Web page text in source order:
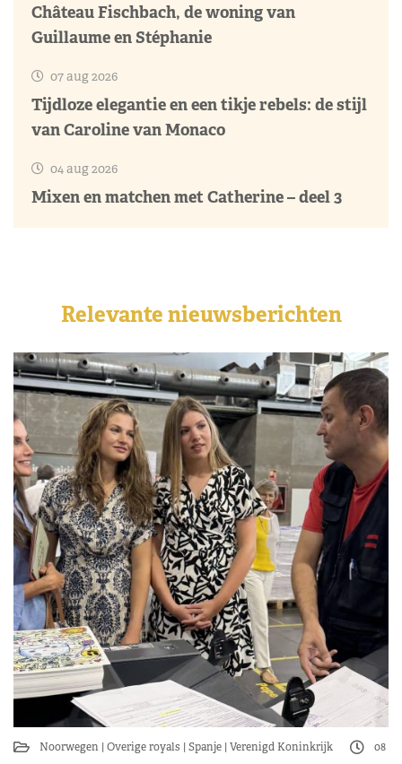
Château Fischbach, de woning van
Guillaume en Stéphanie
07 aug 2026
Tijdloze elegantie en een tikje rebels: de stijl
van Caroline van Monaco
04 aug 2026
Mixen en matchen met Catherine – deel 3
Relevante nieuwsberichten
Noorwegen Overige royals Spanje Verenigd Koninkrijk 08